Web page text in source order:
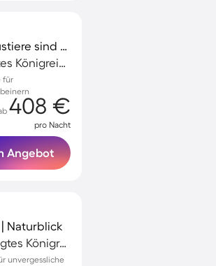
Landhaus mit Garten und Terrasse | Haustiere sind willkommen
Much Marcle, Herefordshire, Vereinigtes Königreich
für
408 €
pro Nacht
Angebot
Naturblick
Honington, Stratford-on-Avon, Vereinigtes Königreich
unvergessliche